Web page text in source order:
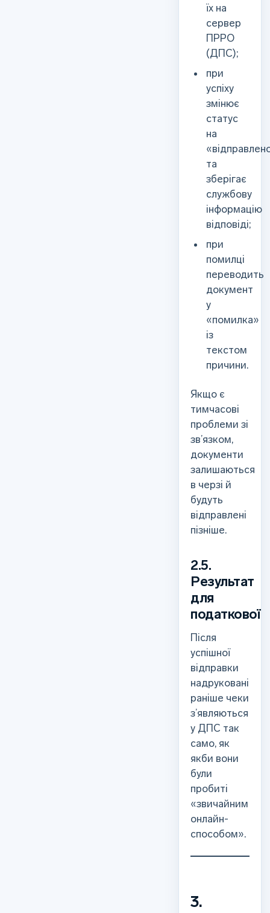
їх на
сервер
ПРРО
(ДПС);
при
успіху
змінює
статус
на
та
зберігає
службову
інформацію
відповіді;
при
помилці
переводить
документ
у
«помилка»
із
текстом
причини.
Якщо є
тимчасові
проблеми зі
зв’язком,
документи
залишаються
в черзі й
будуть
відправлені
пізніше.
2.5.
Результат
для
податкової
Після
успішної
відправки
надруковані
раніше чеки
з’являються
у ДПС так
само, як
якби вони
були
пробиті
«звичайним
онлайн-
способом».
3.